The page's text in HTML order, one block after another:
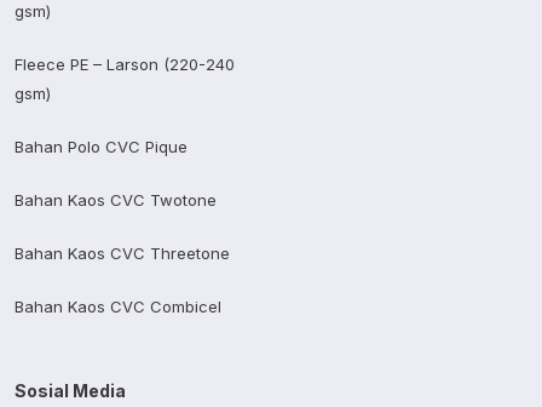
gsm)
Fleece PE – Larson (220-240
gsm)
Bahan Polo CVC Pique
Bahan Kaos CVC Twotone
Bahan Kaos CVC Threetone
Bahan Kaos CVC Combicel
Sosial Media